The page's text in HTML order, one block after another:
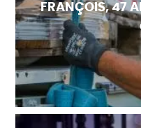
FRANÇOIS, 47